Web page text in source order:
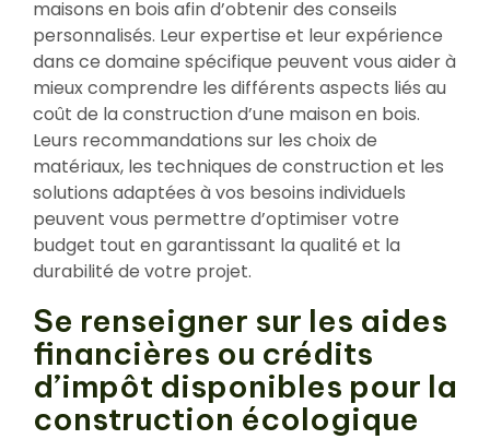
maisons en bois afin d’obtenir des conseils
personnalisés. Leur expertise et leur expérience
dans ce domaine spécifique peuvent vous aider à
mieux comprendre les différents aspects liés au
coût de la construction d’une maison en bois.
Leurs recommandations sur les choix de
matériaux, les techniques de construction et les
solutions adaptées à vos besoins individuels
peuvent vous permettre d’optimiser votre
budget tout en garantissant la qualité et la
durabilité de votre projet.
Se renseigner sur les aides
financières ou crédits
d’impôt disponibles pour la
construction écologique